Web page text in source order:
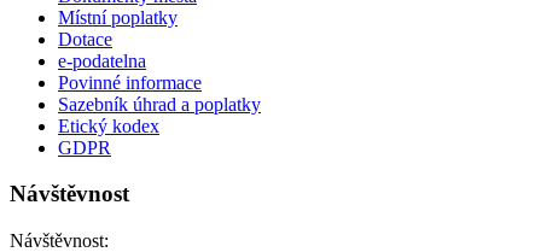
Místní poplatky
Dotace
e-podatelna
Povinné informace
Sazebník úhrad a poplatky
Etický kodex
GDPR
Návštěvnost
Návštěvnost: